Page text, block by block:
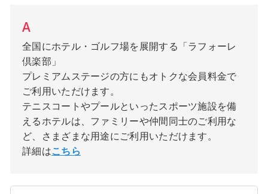
全国にホテル・ゴルフ場を展開する「ラフォーレ
倶楽部」
プレミアムステージの方にもオトクな会員料金で
ご利用いただけます。
テニスコートやプールといったスポーツ施設を備
えるホテルは、ファミリーや仲間同士のご利用な
ど、さまざまな用途にご利用いただけます。
詳細はこちら